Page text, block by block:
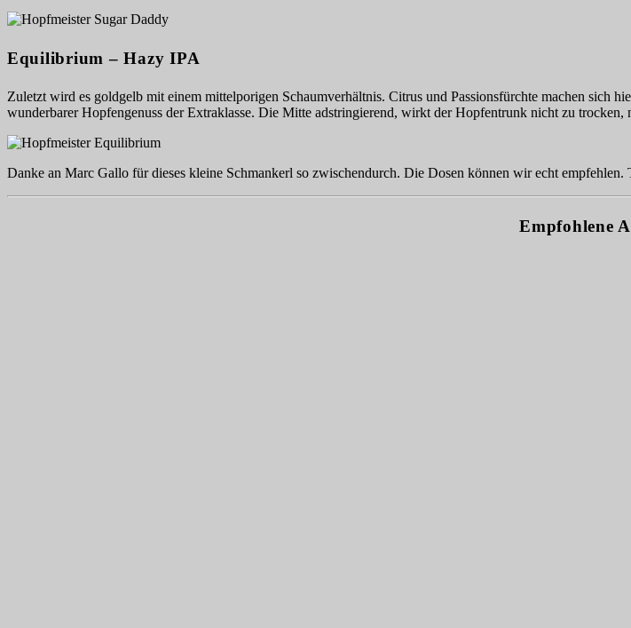
Equilibrium – Hazy IPA
Zuletzt wird es goldgelb mit einem mittelporigen Schaumverhältnis. Citrus und Passionsfürchte machen sich
wunderbarer Hopfengenuss der Extraklasse. Die Mitte adstringierend, wirkt der Hopfentrunk nicht zu
Danke an Marc Gallo für dieses kleine Schmankerl so zwischendurch. Die Dosen können wir echt empfehlen.
Empfohlene